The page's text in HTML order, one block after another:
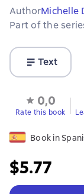
AuthorMichelle
Part of the
Text
0,0
Rate this book
Book in
$5.77